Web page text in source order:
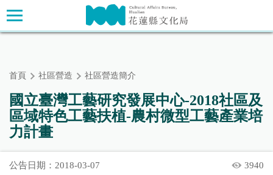
跳
到
主
主要內容區塊
首頁 社區營造 社區營造簡介
國立臺灣工藝研究發展中心-2018社區及
區域特色工藝扶植-農村微型工藝產業培
力計畫
公告日期：2018-03-07 3940